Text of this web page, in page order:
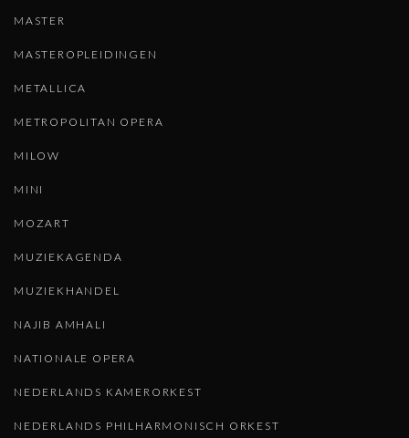
MASTER
MASTEROPLEIDINGEN
METALLICA
METROPOLITAN OPERA
MILOW
MINI
MOZART
MUZIEKAGENDA
MUZIEKHANDEL
NAJIB AMHALI
NATIONALE OPERA
NEDERLANDS KAMERORKEST
NEDERLANDS PHILHARMONISCH ORKEST